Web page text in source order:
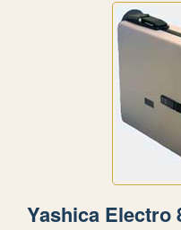
Yashica Electro